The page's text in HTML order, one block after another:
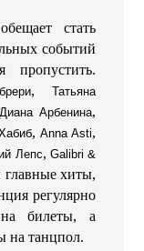
стать
событий
пропустить.
,Татьяна
Диана Арбенина,
,Anna Asti,
Лепс, Galibri &
главные хиты,
регулярно
на билеты, а
на танцпол.